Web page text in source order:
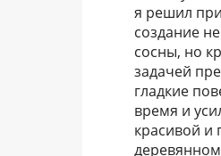
я решил
создание
сосны, но
задачей
гладкие
время и
красивой и